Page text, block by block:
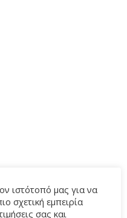
ιστότοπό μας για να
σχετική εμπειρία
σας και